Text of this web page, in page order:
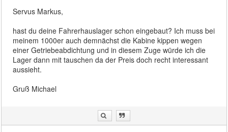
Servus Markus,
hast du deine Fahrerhauslager schon eingebaut? Ich muss bei
meinem 1000er auch demnächst die Kabine kippen wegen
einer Getriebeabdichtung und in diesem Zuge würde ich die
Lager dann mit tauschen da der Preis doch recht interessant
aussieht.
Gruß Michael